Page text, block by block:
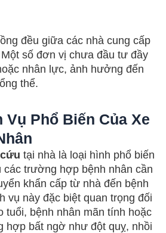
đều giữa các nhà cung cấp
số đơn vị chưa đầu tư đầy
nhân lực, ảnh hưởng đến
thể.
Vụ Phổ Biến Của Xe
tại nhà là loại hình phổ biến
các trường hợp bệnh nhân cần
khẩn cấp từ nhà đến bệnh
vụ này đặc biệt quan trọng đối
tuổi, bệnh nhân mãn tính hoặc
hợp bất ngờ như đột quỵ, nhồi